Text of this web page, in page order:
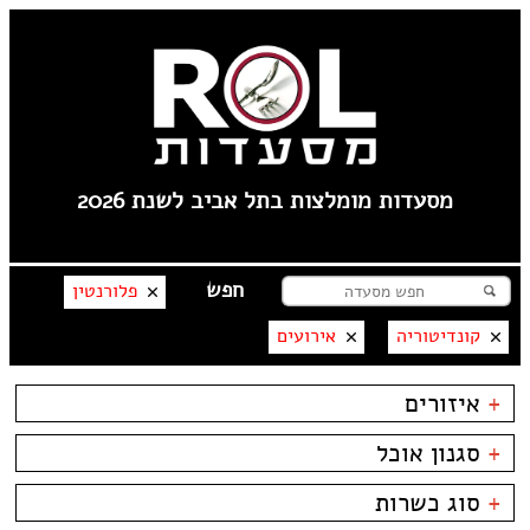
מסעדות מומלצות בתל אביב לשנת 2026
פלורנטין
קונדיטוריה
אירועים
+ איזורים
לילינבלום
תל אביב
פלורנטין
----
+ סגנון אוכל
בשרים
דגים
ביסטרו
+ סוג כשרות